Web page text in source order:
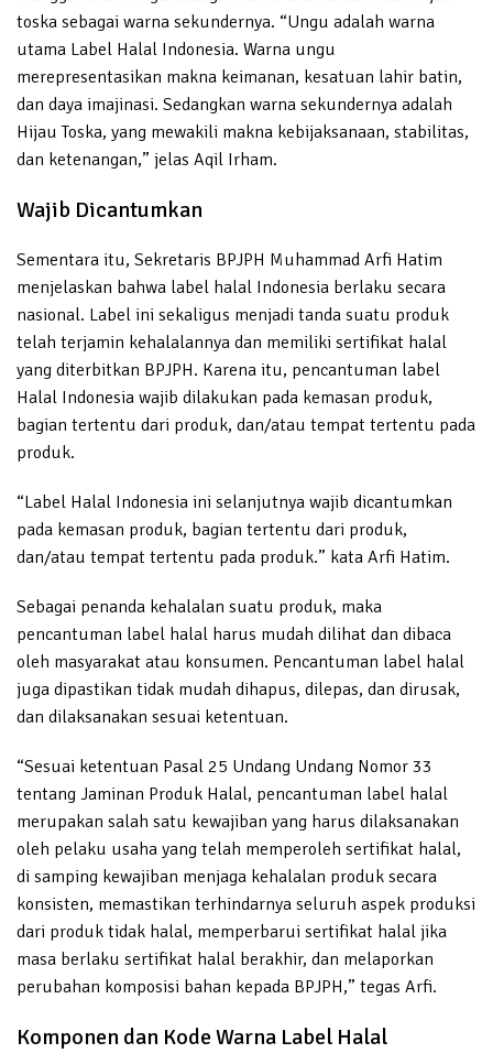
toska sebagai warna sekundernya. “Ungu adalah warna
utama Label Halal Indonesia. Warna ungu
merepresentasikan makna keimanan, kesatuan lahir batin,
dan daya imajinasi. Sedangkan warna sekundernya adalah
Hijau Toska, yang mewakili makna kebijaksanaan, stabilitas,
dan ketenangan,” jelas Aqil Irham.
Wajib Dicantumkan
Sementara itu, Sekretaris BPJPH Muhammad Arfi Hatim
menjelaskan bahwa label halal Indonesia berlaku secara
nasional. Label ini sekaligus menjadi tanda suatu produk
telah terjamin kehalalannya dan memiliki sertifikat halal
yang diterbitkan BPJPH. Karena itu, pencantuman label
Halal Indonesia wajib dilakukan pada kemasan produk,
bagian tertentu dari produk, dan/atau tempat tertentu pada
produk.
“Label Halal Indonesia ini selanjutnya wajib dicantumkan
pada kemasan produk, bagian tertentu dari produk,
dan/atau tempat tertentu pada produk.” kata Arfi Hatim.
Sebagai penanda kehalalan suatu produk, maka
pencantuman label halal harus mudah dilihat dan dibaca
oleh masyarakat atau konsumen. Pencantuman label halal
juga dipastikan tidak mudah dihapus, dilepas, dan dirusak,
dan dilaksanakan sesuai ketentuan.
“Sesuai ketentuan Pasal 25 Undang Undang Nomor 33
tentang Jaminan Produk Halal, pencantuman label halal
merupakan salah satu kewajiban yang harus dilaksanakan
oleh pelaku usaha yang telah memperoleh sertifikat halal,
di samping kewajiban menjaga kehalalan produk secara
konsisten, memastikan terhindarnya seluruh aspek produksi
dari produk tidak halal, memperbarui sertifikat halal jika
masa berlaku sertifikat halal berakhir, dan melaporkan
perubahan komposisi bahan kepada BPJPH,” tegas Arfi.
Komponen dan Kode Warna Label Halal